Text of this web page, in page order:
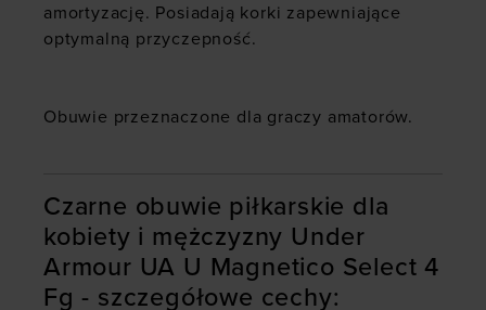
amortyzację. Posiadają korki zapewniające
optymalną przyczepność.
Obuwie przeznaczone dla graczy amatorów.
Czarne obuwie piłkarskie dla
kobiety i mężczyzny Under
Armour UA U Magnetico Select 4
Fg - szczegółowe cechy: